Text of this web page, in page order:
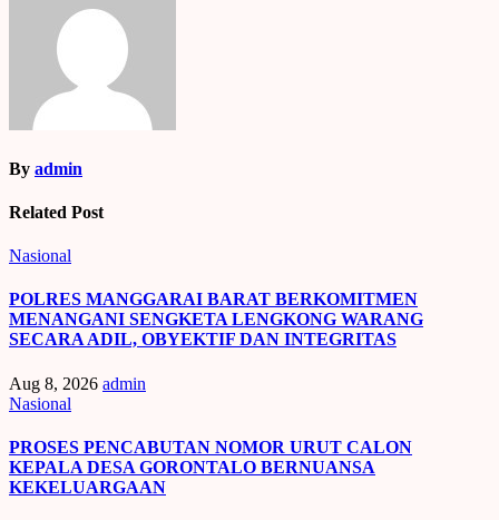
By admin
Related Post
Nasional
POLRES MANGGARAI BARAT BERKOMITMEN
MENANGANI SENGKETA LENGKONG WARANG
SECARA ADIL, OBYEKTIF DAN INTEGRITAS
Aug 8, 2026 admin
Nasional
PROSES PENCABUTAN NOMOR URUT CALON
KEPALA DESA GORONTALO BERNUANSA
KEKELUARGAAN